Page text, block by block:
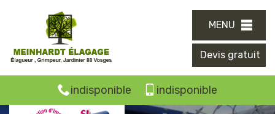
MENU
Devis gratuit
indisponible indisponible